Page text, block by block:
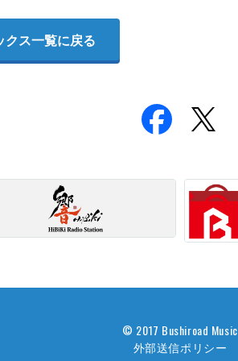
クス一覧に戻る
© 2017 Bushiroad Music
外部送信ポリシー